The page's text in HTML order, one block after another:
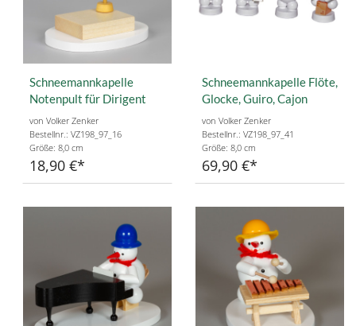
Schneemannkapelle
Notenpult für Dirigent
von Volker Zenker
Bestellnr.: VZ198_97_16
Größe: 8,0 cm
18,90 €
Schneemannkapelle Flöte,
Glocke, Guiro, Cajon
von Volker Zenker
Bestellnr.: VZ198_97_41
Größe: 8,0 cm
69,90 €